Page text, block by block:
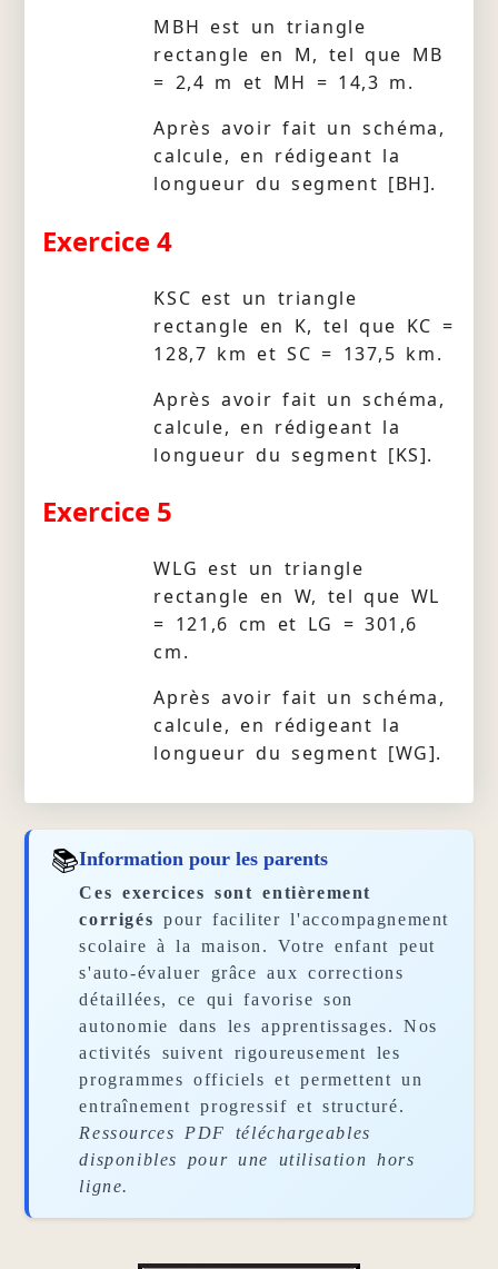
MBH est un triangle
rectangle en M, tel que MB
= 2,4 m et MH = 14,3 m.
Après avoir fait un schéma,
calcule, en rédigeant la
longueur du segment [BH].
Exercice 4
KSC est un triangle
rectangle en K, tel que KC =
128,7 km et SC = 137,5 km.
Après avoir fait un schéma,
calcule, en rédigeant la
longueur du segment [KS].
Exercice 5
WLG est un triangle
rectangle en W, tel que WL
= 121,6 cm et LG = 301,6
cm.
Après avoir fait un schéma,
calcule, en rédigeant la
longueur du segment [WG].
📚Information pour les parents
Ces exercices sont entièrement
corrigés pour faciliter l'accompagnement
scolaire à la maison. Votre enfant peut
s'auto-évaluer grâce aux corrections
détaillées, ce qui favorise son
autonomie dans les apprentissages. Nos
activités suivent rigoureusement les
programmes officiels et permettent un
entraînement progressif et structuré.
Ressources PDF téléchargeables
disponibles pour une utilisation hors
ligne.